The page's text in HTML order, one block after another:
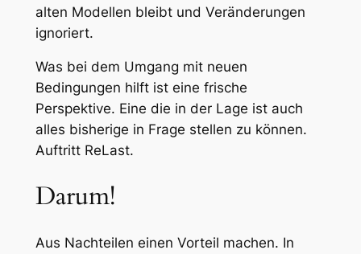
alten Modellen bleibt und Veränderungen
ignoriert.
Was bei dem Umgang mit neuen
Bedingungen hilft ist eine frische
Perspektive. Eine die in der Lage ist auch
alles bisherige in Frage stellen zu können.
Auftritt ReLast.
Darum!
Aus Nachteilen einen Vorteil machen. In